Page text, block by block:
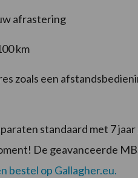
afrastering
km
zoals een
standaard met 7
De geavanceerde
bestel op Gallagher.eu.